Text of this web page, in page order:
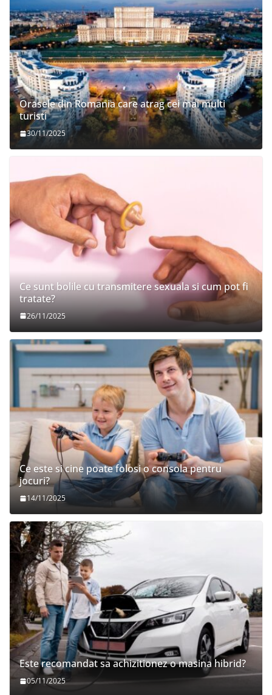
Orasele din Romania care atrag cei mai multi
turisti
30/11/2025
Ce sunt bolile cu transmitere sexuala si cum pot fi
tratate?
26/11/2025
Ce este si cine poate folosi o consola pentru
jocuri?
14/11/2025
Este recomandat sa achizitionez o masina hibrid?
05/11/2025